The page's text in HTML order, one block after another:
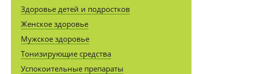
Здоровье детей и подростков
Женское здоровье
Мужское здоровье
Тонизирующие средства
Успокоительные препараты